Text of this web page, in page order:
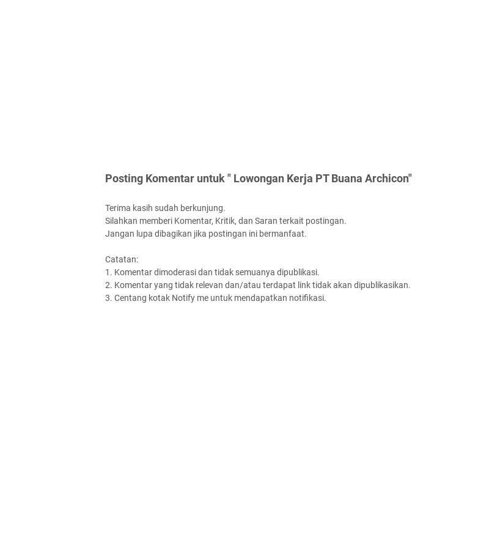
Posting Komentar untuk " Lowongan Kerja PT Buana Archicon"
Terima kasih sudah berkunjung.
Silahkan memberi Komentar, Kritik, dan Saran terkait postingan.
Jangan lupa dibagikan jika postingan ini bermanfaat.
Catatan:
1. Komentar dimoderasi dan tidak semuanya dipublikasi.
2. Komentar yang tidak relevan dan/atau terdapat link tidak akan dipublikasikan.
3. Centang kotak Notify me untuk mendapatkan notifikasi.